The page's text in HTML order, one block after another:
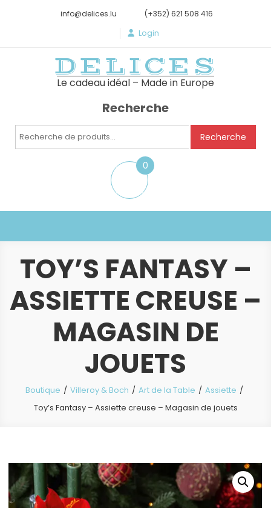
info@delices.lu (+352) 621 508 416
Login
DELICES
Le cadeau idéal – Made in Europe
Recherche
Recherche
Recherche
0
item
TOY’S FANTASY –
ASSIETTE CREUSE –
MAGASIN DE
JOUETS
Boutique Villeroy & Boch Art de la Table
Assiette
Toy’s Fantasy – Assiette creuse – Magasin de jouets